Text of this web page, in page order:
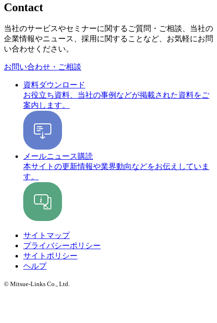
Contact
当社のサービスやセミナーに関するご質問・ご相談、当社の
企業情報やニュース、採用に関することなど、お気軽にお問
い合わせください。
お問い合わせ・ご相談
資料ダウンロード
お役立ち資料、当社の事例などが掲載された資料をご
案内します。
メールニュース購読
本サイトの更新情報や業界動向などをお伝えしていま
す。
サイトマップ
プライバシーポリシー
サイトポリシー
ヘルプ
© Mitsue-Links Co., Ltd.